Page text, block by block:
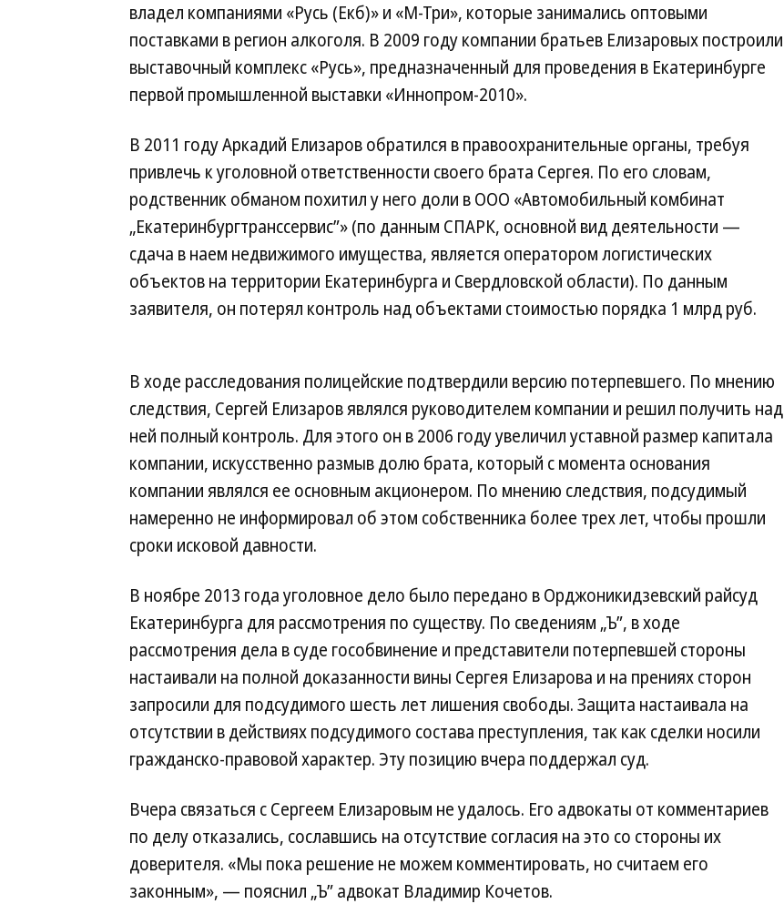
владел компаниями «Русь (Екб)» и «М-Три», которые занимались оптовыми
поставками в регион алкоголя. В 2009 году компании братьев Елизаровых построили
выставочный комплекс «Русь», предназначенный для проведения в Екатеринбурге
первой промышленной выставки «Иннопром-2010».
В 2011 году Аркадий Елизаров обратился в правоохранительные органы, требуя
привлечь к уголовной ответственности своего брата Сергея. По его словам,
родственник обманом похитил у него доли в ООО «Автомобильный комбинат
„Екатеринбургтранссервис”» (по данным СПАРК, основной вид деятельности —
сдача в наем недвижимого имущества, является оператором логистических
объектов на территории Екатеринбурга и Свердловской области). По данным
заявителя, он потерял контроль над объектами стоимостью порядка 1 млрд руб.
В ходе расследования полицейские подтвердили версию потерпевшего. По мнению
следствия, Сергей Елизаров являлся руководителем компании и решил получить над
ней полный контроль. Для этого он в 2006 году увеличил уставной размер капитала
компании, искусственно размыв долю брата, который с момента основания
компании являлся ее основным акционером. По мнению следствия, подсудимый
намеренно не информировал об этом собственника более трех лет, чтобы прошли
сроки исковой давности.
В ноябре 2013 года уголовное дело было передано в Орджоникидзевский райсуд
Екатеринбурга для рассмотрения по существу. По сведениям „Ъ”, в ходе
рассмотрения дела в суде гособвинение и представители потерпевшей стороны
настаивали на полной доказанности вины Сергея Елизарова и на прениях сторон
запросили для подсудимого шесть лет лишения свободы. Защита настаивала на
отсутствии в действиях подсудимого состава преступления, так как сделки носили
гражданско-правовой характер. Эту позицию вчера поддержал суд.
Вчера связаться с Сергеем Елизаровым не удалось. Его адвокаты от комментариев
по делу отказались, сославшись на отсутствие согласия на это со стороны их
доверителя. «Мы пока решение не можем комментировать, но считаем его
законным», — пояснил „Ъ” адвокат Владимир Кочетов.